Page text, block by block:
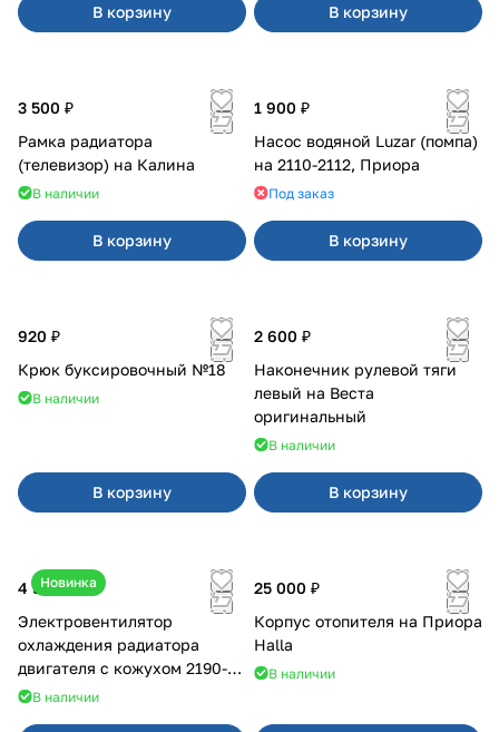
В корзину В корзину
3 500 ₽
Рамка радиатора
(телевизор) на Калина
В наличии
В корзину
1 900 ₽
Насос водяной Luzar (помпа)
на 2110-2112, Приора
Под заказ
В корзину
920 ₽
Крюк буксировочный №18
В наличии
В корзину
2 600 ₽
Наконечник рулевой тяги
левый на Веста
оригинальный
В наличии
В корзину
Новинка
4 550 ₽
Электровентилятор
охлаждения радиатора
двигателя с кожухом 2190-
2194 н/о с кондиционером
В наличии
25 000 ₽
Корпус отопителя на Приора
Halla
В наличии